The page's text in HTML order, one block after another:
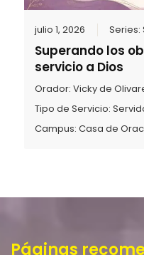
julio 1, 2026 Series:
Superando los
servicio a Dios
Orador:Vicky de
Tipo de Servicio:
Campus:Casa de
Páginas